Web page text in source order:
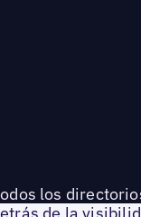
los